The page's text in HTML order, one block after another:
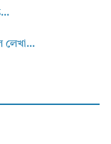
লেখা...